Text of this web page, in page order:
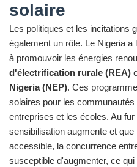
solaire
Les politiques et les incitations
également un rôle. Le Nigeria
à promouvoir les énergies
d'électrification rurale (REA)
Nigeria (NEP). Ces
solaires pour les
entreprises et les écoles. Au
sensibilisation augmente et
accessible, la concurrence
susceptible d'augmenter, ce